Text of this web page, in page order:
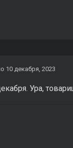
10 декабря, 2023
Ура,